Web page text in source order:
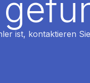
ist, kontaktieren